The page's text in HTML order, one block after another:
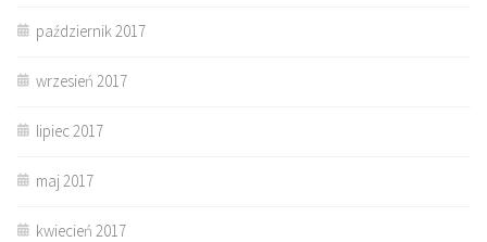
październik 2017
wrzesień 2017
lipiec 2017
maj 2017
kwiecień 2017